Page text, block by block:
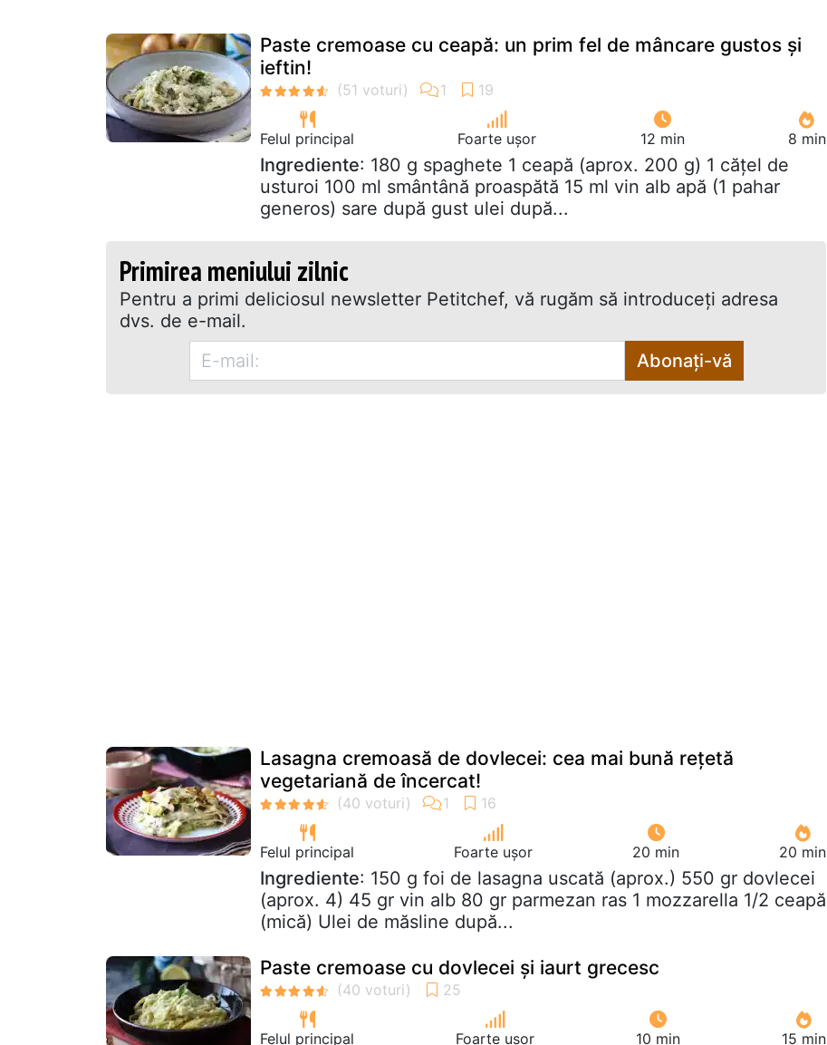
Paste cremoase cu ceapă: un prim fel de mâncare gustos și
ieftin!
Felul principal Foarte ușor 12 min 8 min
Ingrediente: 180 g spaghete 1 ceapă (aprox. 200 g) 1 cățel de
usturoi 100 ml smântână proaspătă 15 ml vin alb apă (1 pahar
generos) sare după gust ulei după...
Primirea meniului zilnic
Pentru a primi deliciosul newsletter Petitchef, vă rugăm să introduceţi adresa
dvs. de e-mail.
Abonați-vă
Lasagna cremoasă de dovlecei: cea mai bună rețetă
vegetariană de încercat!
Felul principal Foarte ușor 20 min 20 min
Ingrediente: 150 g foi de lasagna uscată (aprox.) 550 gr dovlecei
(aprox. 4) 45 gr vin alb 80 gr parmezan ras 1 mozzarella 1/2 ceapă
(mică) Ulei de măsline după...
Paste cremoase cu dovlecei și iaurt grecesc
Felul principal Foarte ușor 10 min 15 min